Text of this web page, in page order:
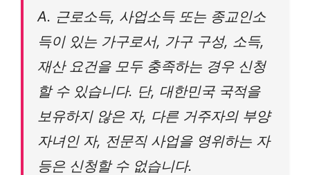
A. 근로소득, 사업소득 또는 종교인소
득이 있는 가구로서, 가구 구성, 소득,
재산 요건을 모두 충족하는 경우 신청
할 수 있습니다. 단, 대한민국 국적을
보유하지 않은 자, 다른 거주자의 부양
자녀인 자, 전문직 사업을 영위하는 자
등은 신청할 수 없습니다.